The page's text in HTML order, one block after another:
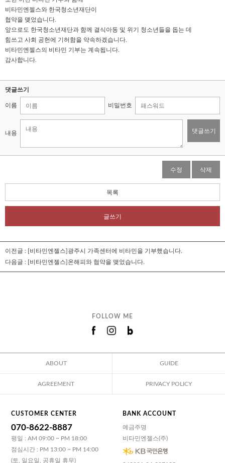
비타민엔젤스와 한국청소년재단이
협약을 맺었습니다.
앞으로도 한국청소년재단과 함께 결식아동 및 위기 청소년들을 돕는 데
힘쓰고 사회 공헌에 기허함을 약속하겠습니다.
비타민엔젤스의 비타민 기부는 계속됩니다.
감사합니다.
댓글쓰기
이름 비밀번호
내용 댓글쓰기
수정 삭제
목록
글쓰기
이전글 : [비타민엔젤스]광주시 가족센터에 비타민을 기부했습니다.
다음글 : [비타민엔젤스]온해피와 협약을 맺었습니다.
FOLLOW ME
ABOUT GUIDE
AGREEMENT PRIVACY POLICY
CUSTOMER CENTER
070-8622-8887
평일 : AM 09:00 ~ PM 18:00
점심시간 : PM 13:00 ~ PM 14:00
(토, 일요일, 공휴일 휴무)
BANK ACCOUNT
예금주명
비타민엔젤스(주)